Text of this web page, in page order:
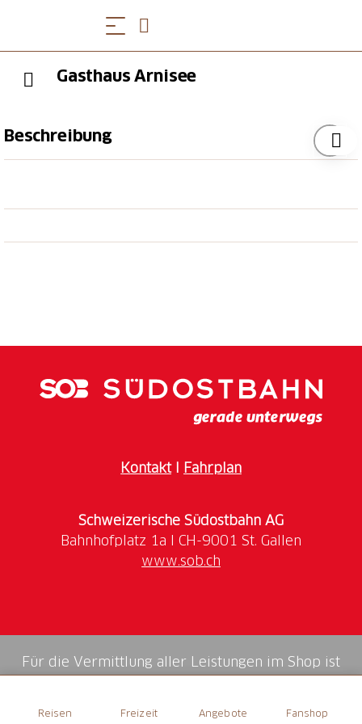
Reisen Freizeit Angebote Fanshop
Gasthaus Arnisee
Beschreibung
Küche. Auf der Sonnenterrasse hast du einen
KontaktI Fahrplan
Schweizerische Südostbahn AG
www.sob.ch
Für die Vermittlung aller Leistungen im Shop ist